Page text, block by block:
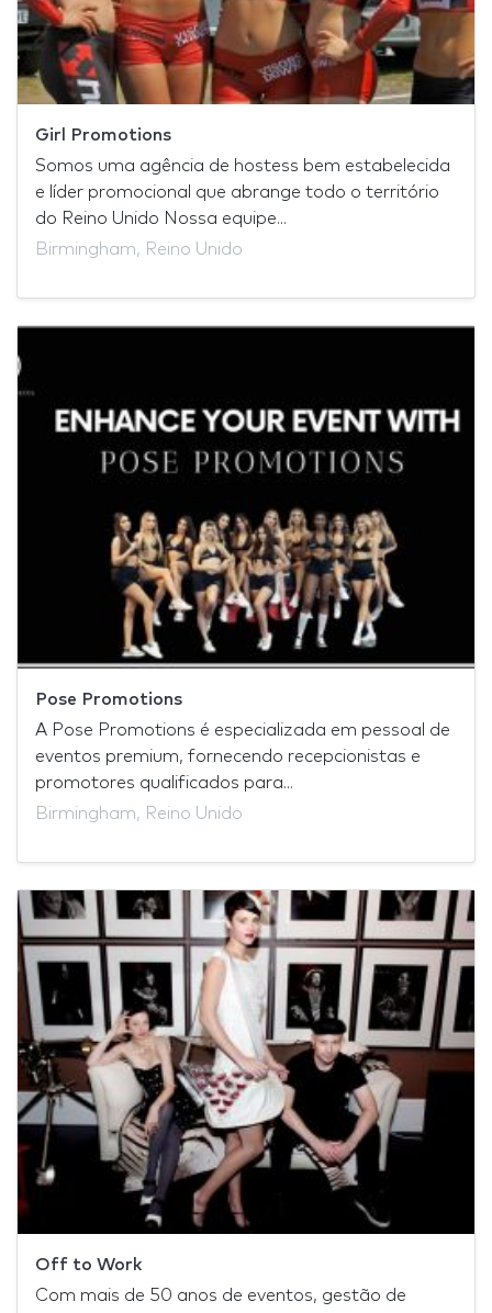
Girl Promotions
Somos uma agência de hostess bem estabelecida
e líder promocional que abrange todo o território
do Reino Unido Nossa equipe...
Birmingham, Reino Unido
Pose Promotions
A Pose Promotions é especializada em pessoal de
eventos premium, fornecendo recepcionistas e
promotores qualificados para...
Birmingham, Reino Unido
Off to Work
Com mais de 50 anos de eventos, gestão de